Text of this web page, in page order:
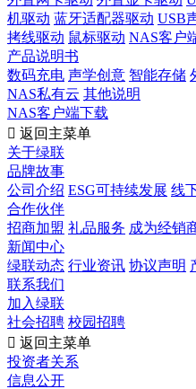
机驱动 蓝牙适配器驱动 USB
拷线驱动 鼠标驱动 NAS客户
产品说明书
数码充电 声学创意 智能存储
NAS私有云 其他说明
NAS客户端下载
 返回主菜单
关于绿联
品牌故事
公司介绍 ESG可持续发展 线
合作伙伴
招商加盟 礼品服务 成为经销
新闻中心
绿联动态 行业资讯 协议声明
联系我们
加入绿联
社会招聘 校园招聘
 返回主菜单
投资者关系
信息公开